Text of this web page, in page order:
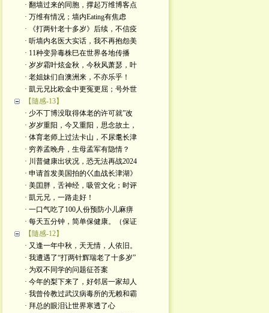
· 翻墙过来的同胞，撑起万维博客点
· 万维有情况；墙内Eating有焦虑
· 《打两针老十多岁》后续，不信疫
· 听墙内名医大实话，我不再抱怨美
· 11种变异毒株巳在世界各地传播
· 岁岁霜叶炫金秋，今秋风萧瑟，叶
· 老姐妹们自澳洲来，不亦乐乎！
· 凱元兄比欧金中更冤更屈；号外世
【隨感-13】
· 少不丁博没取得体老的许可就”改
· 岁岁重阳，今又重阳，思念故土，
· 体育老师上过法卡山，不尿耄长津
· 穷养孟晚舟，生母孟军有隐情？
· 川普健康出状况，恐无法再战2024
· 申请首发美国拍的巜血战长津湖》
· 美囯胖，舌神经，吸管文化；时评
· 凱元兄，一路走好！
· 一口气吃了100人份预防小儿麻痹
· 每天五分钟，简单保健康。（保证
【隨感-12】
· 又逢一年中秋，天无情，人依旧。
· 我遭遇了“打两针辉瑞老了十多岁”
· 为双不同学的问题征荅案
· 今年的梨下来了，好邻居一家却人
· 我曾伶教过武汉病毒所的无赖和霸
· 拜总的眼泪让世界寒透了心